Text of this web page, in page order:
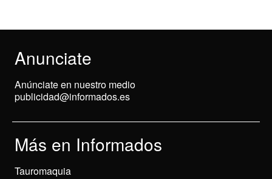
Anunciate
Anúnciate en nuestro medio
publicidad@informados.es
Más en Informados
Tauromaquia